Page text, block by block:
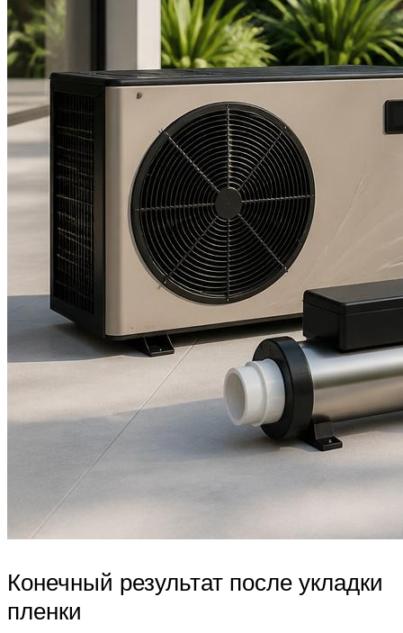
Конечный результат после укладки
пленки